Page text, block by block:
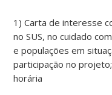
1) Carta de interesse
no SUS, no cuidado
e populações em
participação no
horária